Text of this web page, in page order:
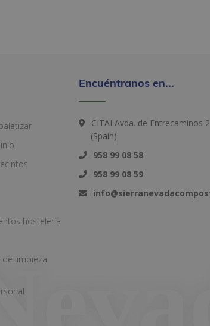
hostelería
limpieza
Encuéntranos en...
CITAI Avda. de Entrecaminos
(Spain)
958 99 08 58
958 99 08 59